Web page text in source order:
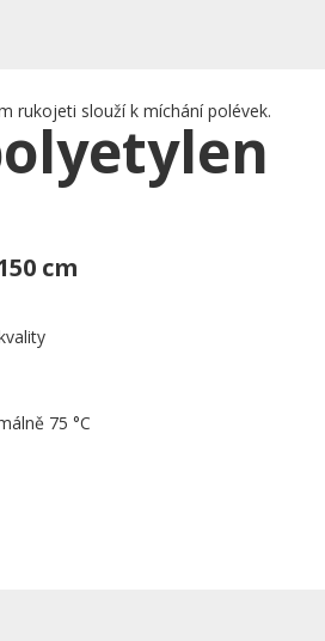
rukojeti slouží k míchání polévek.
cm
75 °C